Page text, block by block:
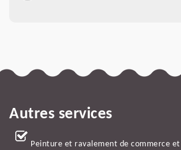
Autres services
Peinture et ravalement de commerce